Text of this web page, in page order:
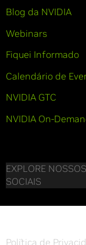
Blog da NVIDIA
Webinars
Fiquei Informado
Calendário de
NVIDIA GTC
NVIDIA On-
EXPLORE
SOCIAIS
Política de